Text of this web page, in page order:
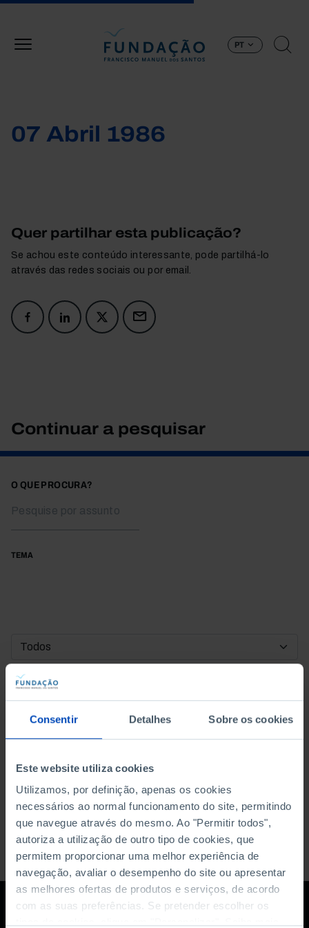
Consentir Detalhes Sobre os cookies
Este website utiliza cookies
Utilizamos, por definição, apenas os cookies
necessários ao normal funcionamento do site, permitindo
que navegue através do mesmo. Ao "Permitir todos",
autoriza a utilização de outro tipo de cookies, que
permitem proporcionar uma melhor experiência de
navegação, avaliar o desempenho do site ou apresentar
as melhores ofertas de produtos e serviços, de acordo
com as suas preferências. Se pretender escolher os
PT
07 Abril 1986
Quer partilhar esta publicação?
Se achou este conteúdo interessante, pode partilhá-lo
através das redes sociais ou por email.
Continuar a pesquisar
O QUE PROCURA?
TEMA
DATA DE INÍCIO
DATA DE FIM